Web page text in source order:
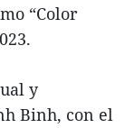
“Color
y
Binh, con el